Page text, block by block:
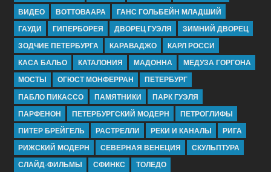
ВИДЕО
ВОТТОВААРА
ГАНС ГОЛЬБЕЙН МЛАДШИЙ
ГАУДИ
ГИПЕРБОРЕЯ ДВОРЕЦ ГУЭЛЯ
ЗИМНИЙ ДВОРЕЦ
ЗОДЧИЕ ПЕТЕРБУРГА
КАРАВАДЖО
КАРЛ РОССИ
КАСА БАЛЬО
КАТАЛОНИЯ МАДОННА
МЕДУЗА ГОРГОНА
МОСТЫ
ОГЮСТ МОНФЕРРАН
ПЕТЕРБУРГ
ПАБЛО ПИКАССО
ПАМЯТНИКИ
ПАРК ГУЭЛЯ
ПАРФЕНОН
ПЕТЕРБУРГСКИЙ МОДЕРН
ПЕТРОГЛИФЫ
ПИТЕР БРЕЙГЕЛЬ
РАСТРЕЛЛИ РЕКИ И КАНАЛЫ
РИГА
РИЖСКИЙ МОДЕРН
СЕВЕРНАЯ ВЕНЕЦИЯ
СКУЛЬПТУРА
СЛАЙД-ФИЛЬМЫ
СФИНКС ТОЛЕДО